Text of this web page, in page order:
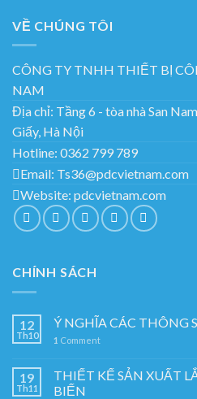
VỀ CHÚNG TÔI
CÔNG TY TNHH THIẾT BỊ
NAM
Địa chỉ: Tầng 6 - tòa nhà San
Giấy, Hà Nội
Hotline: 0362 799 789
Email: Ts36@pdcvietnam.com
Website: pdcvietnam.com
CHÍNH SÁCH
12
Th10
Ý NGHĨA CÁC THÔNG
1 Comment
19
Th11
THIẾT KẾ SẢN XUẤT
BIẾN